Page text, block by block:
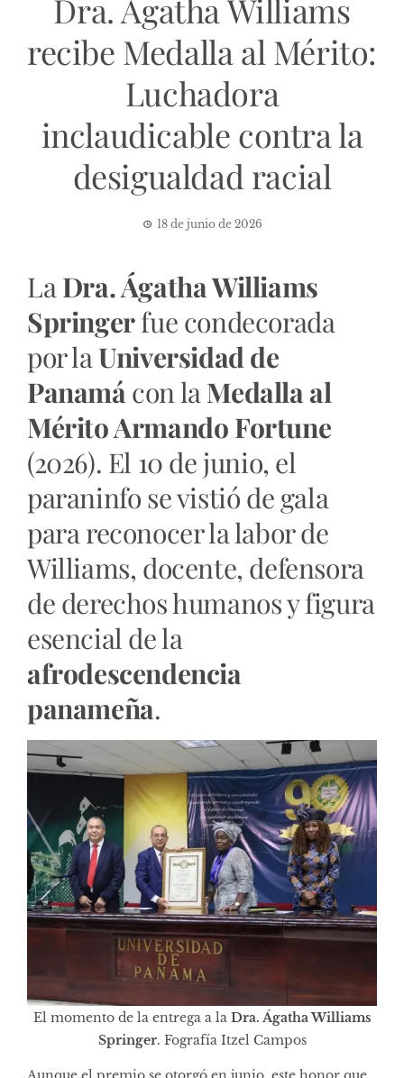
Dra. Ágatha Williams
recibe Medalla al Mérito:
Luchadora
inclaudicable contra la
desigualdad racial
18 de junio de 2026
LaDra. Ágatha Williams
Springerfue condecorada
por laUniversidad de
Panamá con laMedalla al
Mérito Armando Fortune
(2026). El 10 de junio, el
paraninfo se vistió de gala
para reconocer la labor de
Williams, docente, defensora
de derechos humanos y figura
esencial de la
afrodescendencia
panameña.
El momento de la entrega a la Dra. Ágatha Williams
Springer. Fografía Itzel Campos